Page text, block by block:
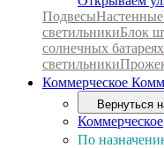
Подвесы
светильникиБлок
солнечных батареях
светильники
Коммерческое
Вернуться
Коммерческое
По